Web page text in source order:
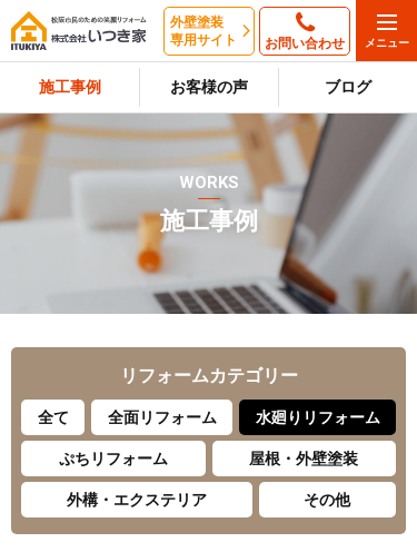
外壁塗装
専用サイト
お問い合わせ
施工事例 お客様の声 ブログ
WORKS
施工事例
リフォームカテゴリー
全て 全面リフォーム 水廻りリフォーム
ぷちリフォーム 屋根・外壁塗装
外構・エクステリア その他